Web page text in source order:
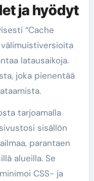
ja hyödyt
“Cache
latausaikoja.
joka pienentää
tarjoamalla
sisällön
parantaen
alueilla. Se
CSS- ja